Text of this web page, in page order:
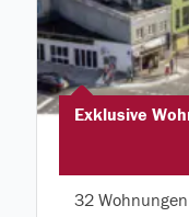
Exklusive
32 Wohnungen